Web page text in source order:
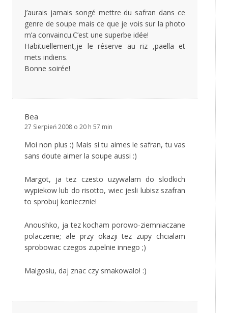
J’aurais jamais songé mettre du safran dans ce
genre de soupe mais ce que je vois sur la photo
m’a convaincu.C’est une superbe idée!
Habituellement,je le réserve au riz ,paella et
mets indiens.
Bonne soirée!
Bea
27 Sierpień 2008 o 20 h 57 min
Moi non plus :) Mais si tu aimes le safran, tu vas
sans doute aimer la soupe aussi :)
Margot, ja tez czesto uzywalam do slodkich
wypiekow lub do risotto, wiec jesli lubisz szafran
to sprobuj koniecznie!
Anoushko, ja tez kocham porowo-ziemniaczane
polaczenie; ale przy okazji tez zupy chcialam
sprobowac czegos zupelnie innego ;)
Malgosiu, daj znac czy smakowalo! :)